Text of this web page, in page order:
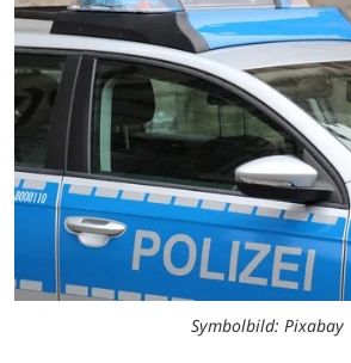
Symbolbild: Pixabay